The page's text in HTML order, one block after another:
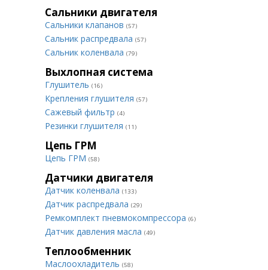
Сальники двигателя
Сальники клапанов (57)
Сальник распредвала (57)
Сальник коленвала (79)
Выхлопная система
Глушитель (16)
Крепления глушителя (57)
Сажевый фильтр (4)
Резинки глушителя (11)
Цепь ГРМ
Цепь ГРМ (58)
Датчики двигателя
Датчик коленвала (133)
Датчик распредвала (29)
Ремкомплект пневмокомпрессора (6)
Датчик давления масла (49)
Теплообменник
Маслоохладитель (58)